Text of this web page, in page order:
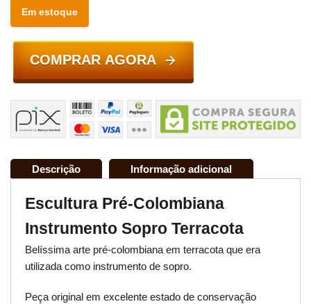
Em estoque
COMPRAR AGORA
Descrição Informação adicional
Escultura Pré-Colombiana
Instrumento Sopro Terracota
Belíssima arte pré-colombiana em terracota que era
utilizada como instrumento de sopro.
Peça original em excelente estado de conservação